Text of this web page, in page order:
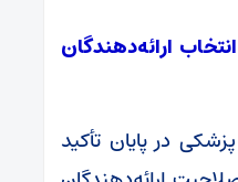
ارائه‌دهندگان
در پایان تأکید